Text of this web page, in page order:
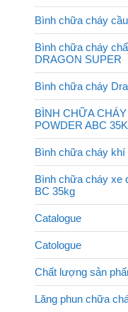
Bình chữa cháy
Bình chữa cháy
DRAGON SUPER
Bình chữa cháy
BÌNH CHỮA
POWDER ABC
Bình chữa cháy khí
Bình chữa cháy xe
BC 35kg
Catalogue
Catologue
Chất lượng sản
Lăng phun chữa